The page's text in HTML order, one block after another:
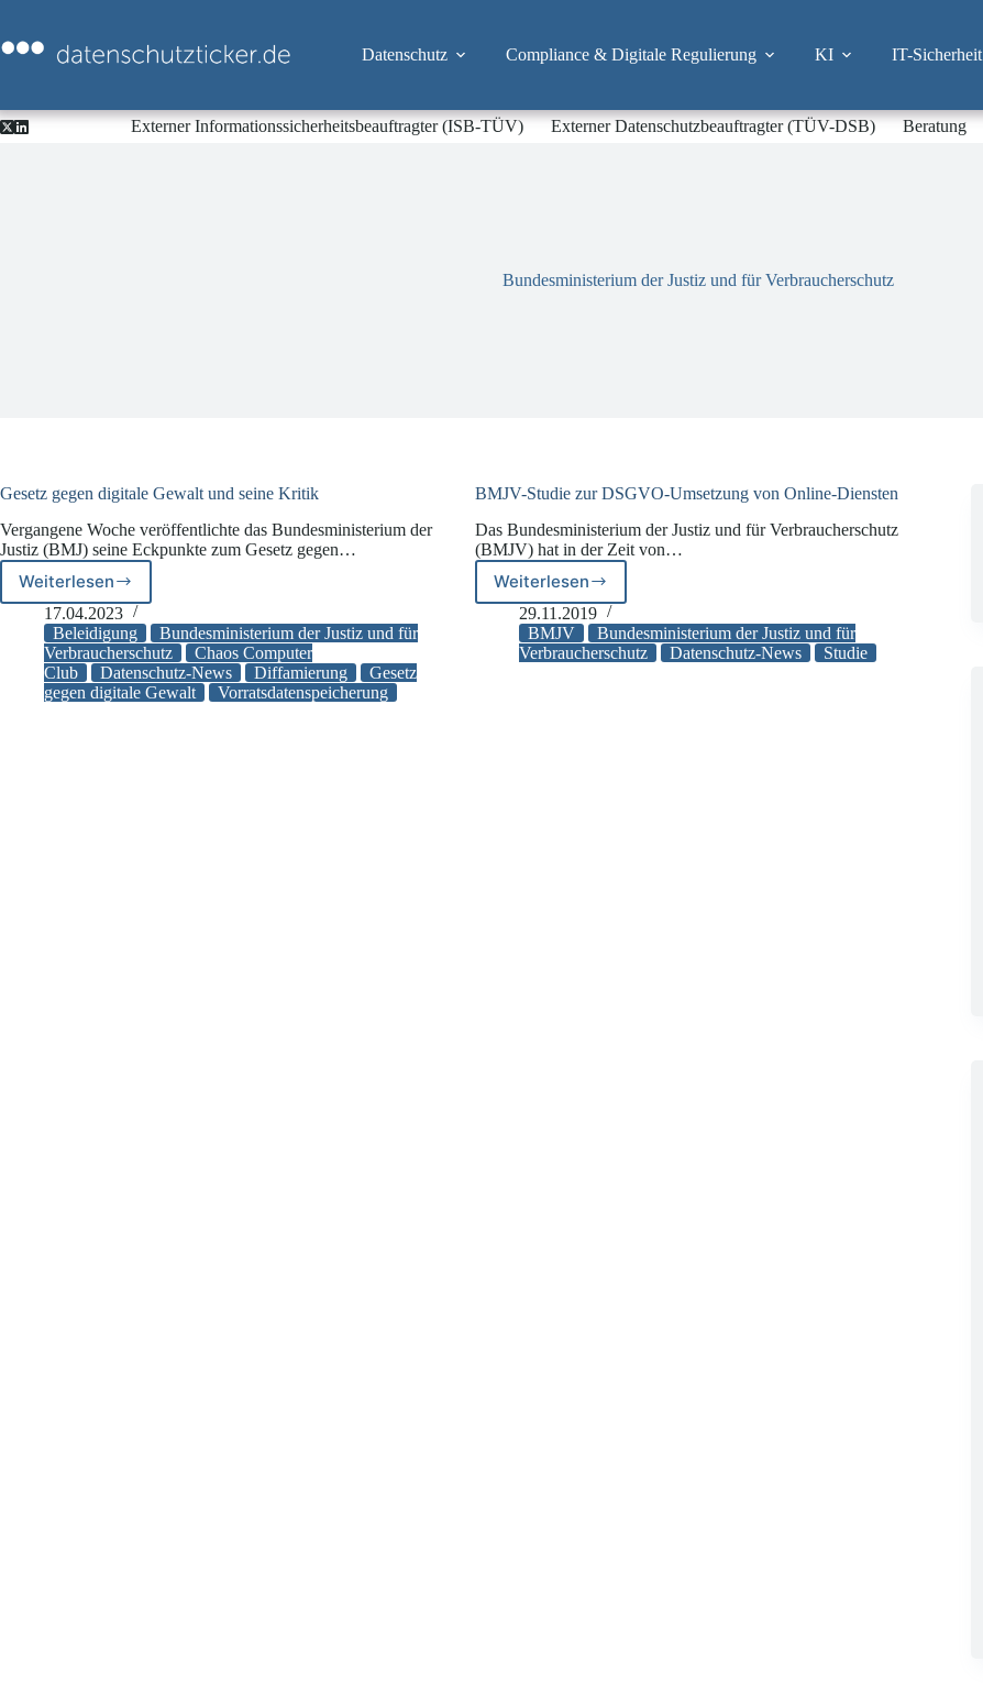
springen
Datenschutz Compliance & Digitale Regulierung KI IT-Sicherheit
Externer Informationssicherheitsbeauftragter (ISB-TÜV) Externer Datenschutzbeauftragter (TÜV-DSB) Beratung
Bundesministerium der Justiz und für Verbraucherschutz
Gesetz gegen digitale Gewalt und seine Kritik
Vergangene Woche veröffentlichte das Bundesministerium der
Justiz (BMJ) seine Eckpunkte zum Gesetz gegen…
Weiterlesen
Gesetz
gegen
digitale
Gewalt
und
seine
17.04.2023
Beleidigung
Bundesministerium der Justiz und für
Verbraucherschutz
Chaos Computer
Club
Datenschutz-News Diffamierung
Gesetz
gegen digitale Gewalt
Vorratsdatenspeicherung
BMJV-Studie zur DSGVO-Umsetzung von Online-Diensten
Das Bundesministerium der Justiz und für Verbraucherschutz
(BMJV) hat in der Zeit von…
Weiterlesen
BMJV-
Studie
zur
DSGVO-
29.11.2019
BMJV
Bundesministerium der Justiz und für
Verbraucherschutz
Datenschutz-News Studie